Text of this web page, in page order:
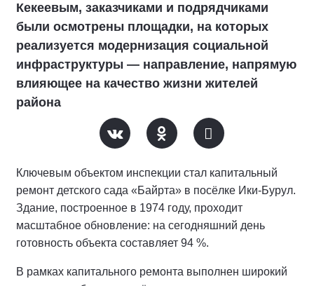
Кекеевым, заказчиками и подрядчиками
были осмотрены площадки, на которых
реализуется модернизация социальной
инфраструктуры — направление, напрямую
влияющее на качество жизни жителей
района
Ключевым объектом инспекции стал капитальный
ремонт детского сада «Байрта» в посёлке Ики‑Бурул.
Здание, построенное в 1974 году, проходит
масштабное обновление: на сегодняшний день
готовность объекта составляет 94 %.
В рамках капитального ремонта выполнен широкий